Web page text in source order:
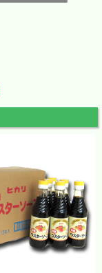
素、酵母エキス
ト、みかん、そ
辛料